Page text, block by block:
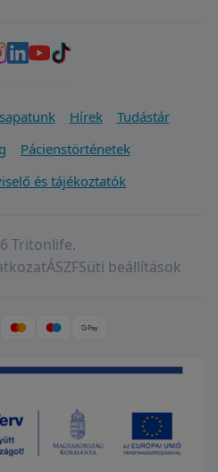
Hírek
Tudástár
Pácienstörténetek
és tájékoztatók
Tritonlife.
ÁSZFSüti beállítások